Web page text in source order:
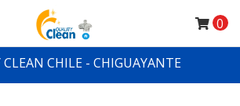
CHILE - CHIGUAYANTE
0